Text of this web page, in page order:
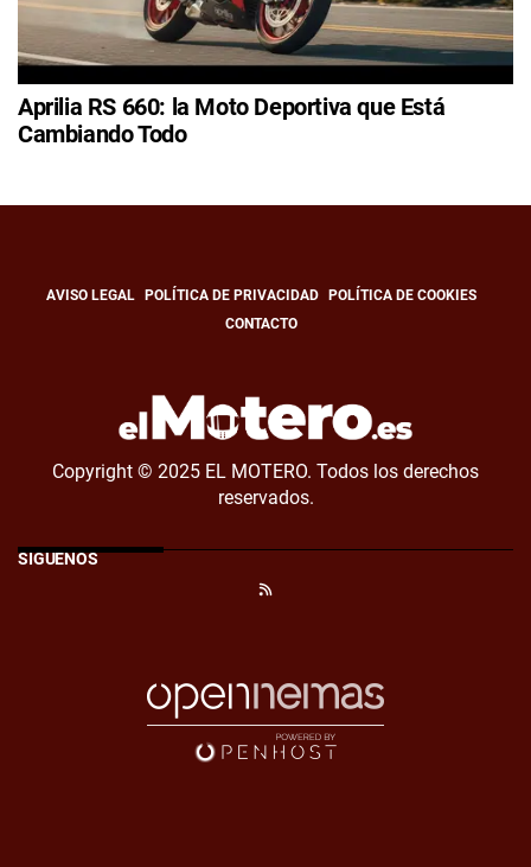
Aprilia RS 660: la Moto Deportiva que Está
Cambiando Todo
AVISO LEGAL POLÍTICA DE PRIVACIDAD
POLÍTICA DE COOKIES
CONTACTO
Copyright © 2025 EL MOTERO. Todos los derechos
reservados.
SÍGUENOS